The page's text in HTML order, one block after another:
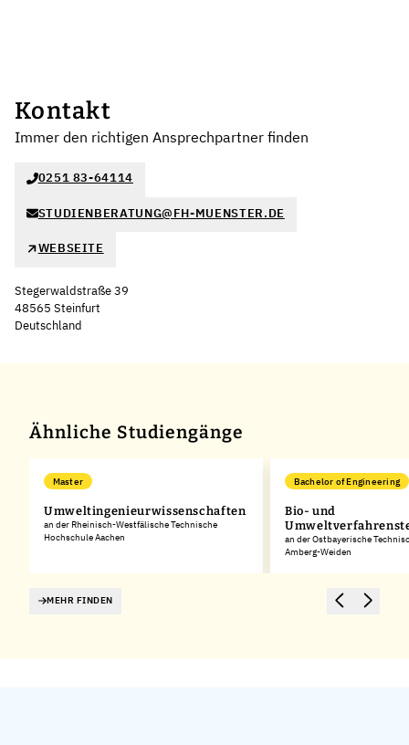
Kontakt
Immer den richtigen Ansprechpartner finden
0251 83-64114
STUDIENBERATUNG@FH-MUENSTER.DE
WEBSEITE
Stegerwaldstraße 39
48565 Steinfurt
Deutschland
Ähnliche Studiengänge
Master
Umweltingenieurwissenschaften
an der Rheinisch-Westfälische Technische
Hochschule Aachen
Bachelor of Engineering
Bio- und
an der Ostbayerische
Amberg-Weiden
MEHR FINDEN